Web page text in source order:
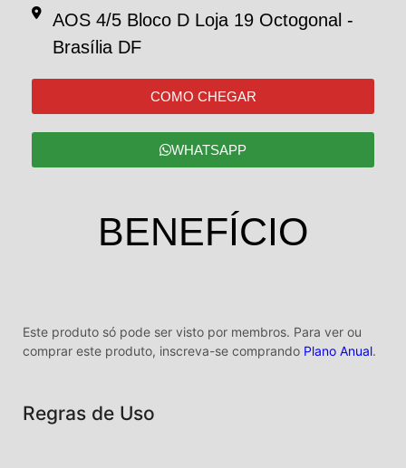
AOS 4/5 Bloco D Loja 19 Octogonal -
Brasília DF
COMO CHEGAR
WHATSAPP
BENEFÍCIO
Este produto só pode ser visto por membros. Para ver ou
comprar este produto, inscreva-se comprando Plano Anual.
Regras de Uso